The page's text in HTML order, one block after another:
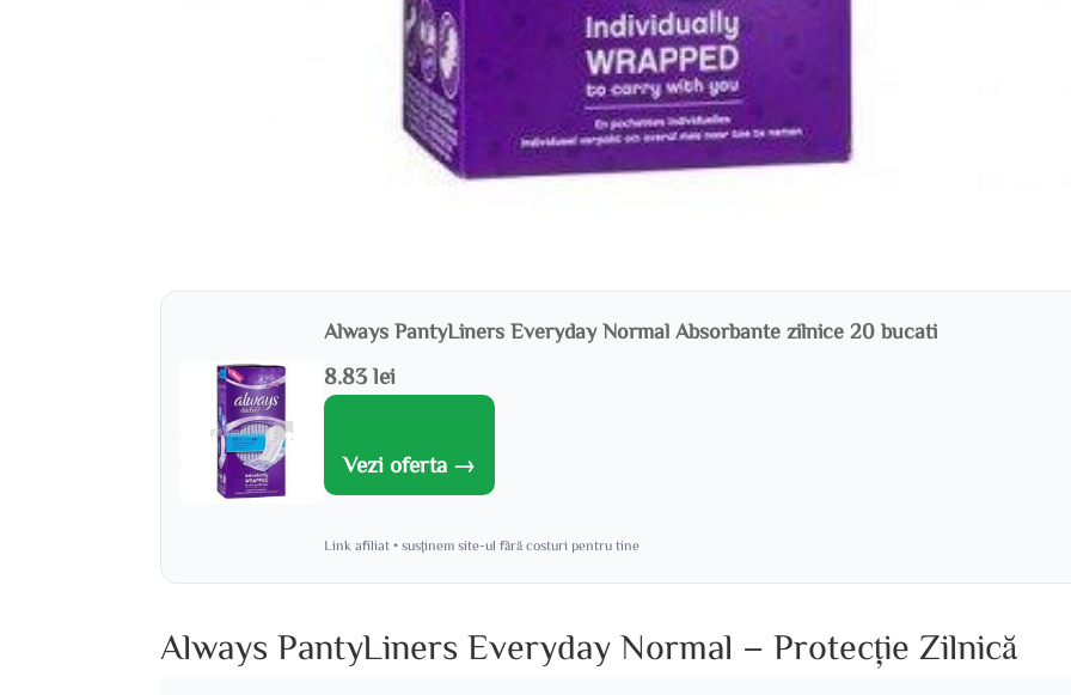
Always PantyLiners Everyday Normal Absorbante zilnice 20 bucati
8.83 lei
Vezi oferta →
Link afiliat • susținem site-ul fără costuri pentru tine
Always PantyLiners Everyday Normal – Protecție Zilnică